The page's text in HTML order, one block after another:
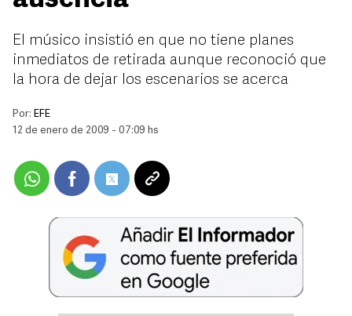
El músico insistió en que no tiene planes
inmediatos de retirada aunque reconoció que
la hora de dejar los escenarios se acerca
Por: EFE
12 de enero de 2009 - 07:09 hs